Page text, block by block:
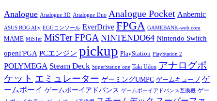
Analogue Analogue 3D Analogue Duo Analogue Pocket Anbernic
ASUS ROG Ally EGGコンソール EverDrive FPGA GAMEBANK-web.com
MAME MiSTer MiSTer FPGA NINTENDO64 Nintendo Switch
openFPGA PCエンジン pickup PlayStation PlayStation 2
POLYMEGA Steam Deck SuperStation one Taki Udon アナログポ
ケット エミュレーター ゲーミングUMPC ゲームキューブ ゲ
ームボーイ ゲームボーイアドバンス ゲームボーイアドバンス互換機 ゲー